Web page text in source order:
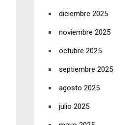
diciembre 2025
noviembre 2025
octubre 2025
septiembre 2025
agosto 2025
julio 2025